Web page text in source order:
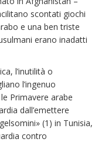
scontati giochi
e una ben triste
erano inadatti
l’inutilità o
l’ingenuo
Primavere arabe
dall’emettere
(1) in Tunisia,
contro